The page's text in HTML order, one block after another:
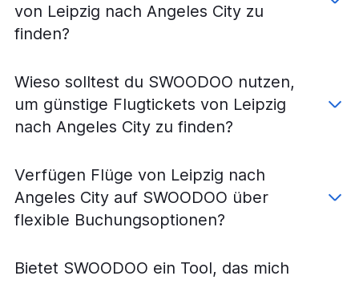
von Leipzig nach Angeles City zu
finden?
Wieso solltest du SWOODOO nutzen,
um günstige Flugtickets von Leipzig
nach Angeles City zu finden?
Verfügen Flüge von Leipzig nach
Angeles City auf SWOODOO über
flexible Buchungsoptionen?
Bietet SWOODOO ein Tool, das mich